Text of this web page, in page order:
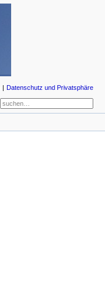
Datenschutz und Privatsphäre